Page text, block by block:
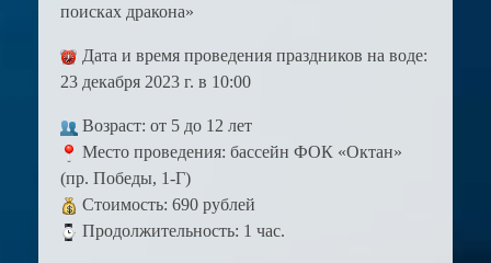
поисках дракона»
Дата и время проведения праздников на воде:
23 декабря 2023 г. в 10:00
Возраст: от 5 до 12 лет
Место проведения: бассейн ФОК «Октан»
(пр. Победы, 1-Г)
Стоимость: 690 рублей
Продолжительность: 1 час.